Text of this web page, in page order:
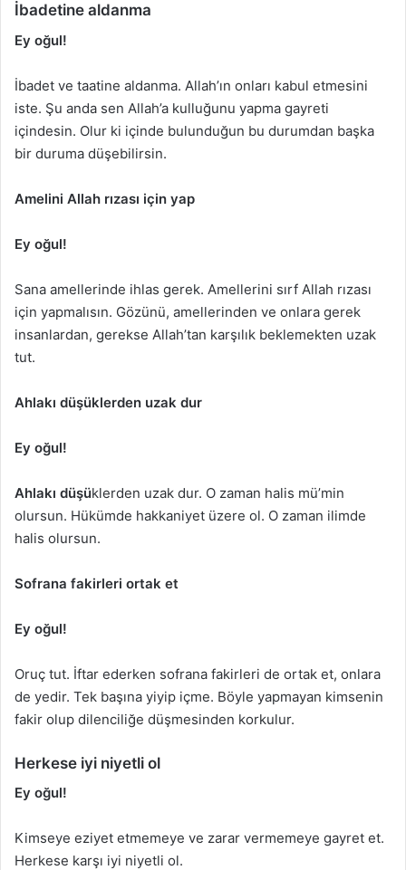
İbadetine aldanma
Ey oğul!
İbadet ve taatine aldanma. Allah’ın onları kabul etmesini
iste. Şu anda sen Allah’a kulluğunu yapma gayreti
içindesin. Olur ki içinde bulunduğun bu durumdan başka
bir duruma düşebilirsin.
Amelini Allah rızası için yap
Ey oğul!
Sana amellerinde ihlas gerek. Amellerini sırf Allah rızası
için yapmalısın. Gözünü, amellerinden ve onlara gerek
insanlardan, gerekse Allah’tan karşılık beklemekten uzak
tut.
Ahlakı düşüklerden uzak dur
Ey oğul!
Ahlakı düşüklerden uzak dur. O zaman halis mü’min
olursun. Hükümde hakkaniyet üzere ol. O zaman ilimde
halis olursun.
Sofrana fakirleri ortak et
Ey oğul!
Oruç tut. İftar ederken sofrana fakirleri de ortak et, onlara
de yedir. Tek başına yiyip içme. Böyle yapmayan kimsenin
fakir olup dilenciliğe düşmesinden korkulur.
Herkese iyi niyetli ol
Ey oğul!
Kimseye eziyet etmemeye ve zarar vermemeye gayret et.
Herkese karşı iyi niyetli ol.